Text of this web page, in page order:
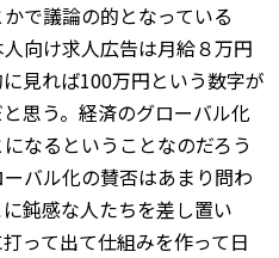
で議論の的となっている
向け求人広告は月給８万円
見れば100万円という数字が
思う。経済のグローバル化
なるということなのだろう
バル化の賛否はあまり問わ
鈍感な人たちを差し置い
って出て仕組みを作って日